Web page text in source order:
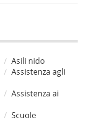
Asili nido
Assistenza agli
Assistenza ai
Scuole